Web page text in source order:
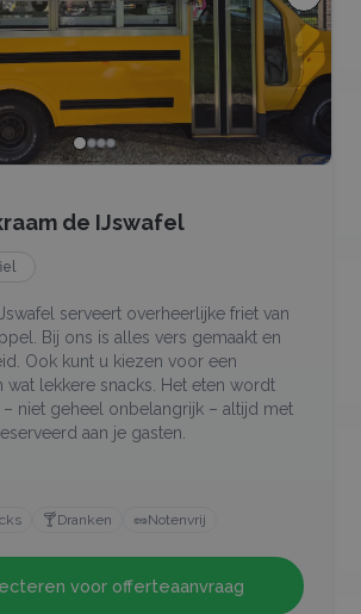
de IJswafel
serveert overheerlijke friet van
Bij ons is alles vers gemaakt en
Ook kunt u kiezen voor een
wat lekkere snacks. Het eten wordt
niet geheel onbelangrijk – altijd met
aan je gasten.
🍸Dranken 🥜Notenvrij
voor offerteaanvraag